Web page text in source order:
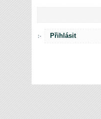
Přihlásit